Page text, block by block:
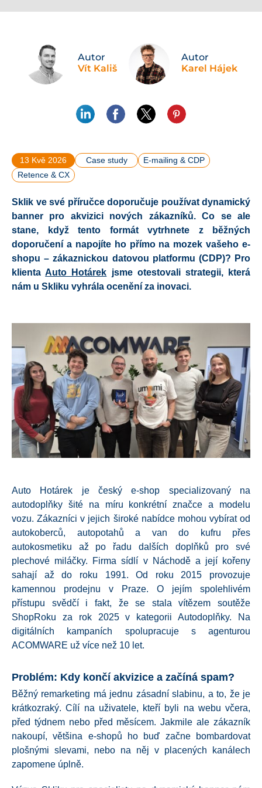
Autor
Vít Kališ
Autor
Karel Hájek
13 Kvě 2026 Case study
E-mailing & CDP
Retence & CX
Sklik ve své příručce doporučuje používat dynamický
banner pro akvizici nových zákazníků. Co se ale
stane, když tento formát vytrhnete z běžných
doporučení a napojíte ho přímo na mozek vašeho e-
shopu – zákaznickou datovou platformu (CDP)? Pro
klientaAuto Hotárek jsme otestovali strategii, která
nám u Skliku vyhrála ocenění za inovaci.
Auto Hotárek je český e-shop specializovaný na
autodoplňky šité na míru konkrétní značce a modelu
vozu. Zákazníci v jejich široké nabídce mohou vybírat od
autokoberců, autopotahů a van do kufru přes
autokosmetiku až po řadu dalších doplňků pro své
plechové miláčky. Firma sídlí v Náchodě a její kořeny
sahají až do roku 1991. Od roku 2015 provozuje
kamennou prodejnu v Praze. O jejím spolehlivém
přístupu svědčí i fakt, že se stala vítězem soutěže
ShopRoku za rok 2025 v kategorii Autodoplňky. Na
digitálních kampaních spolupracuje s agenturou
ACOMWARE už více než 10 let.
Problém: Kdy končí akvizice a začíná spam?
Běžný remarketing má jednu zásadní slabinu, a to, že je
krátkozraký. Cílí na uživatele, kteří byli na webu včera,
před týdnem nebo před měsícem. Jakmile ale zákazník
nakoupí, většina e-shopů ho buď začne bombardovat
plošnými slevami, nebo na něj v placených kanálech
zapomene úplně.